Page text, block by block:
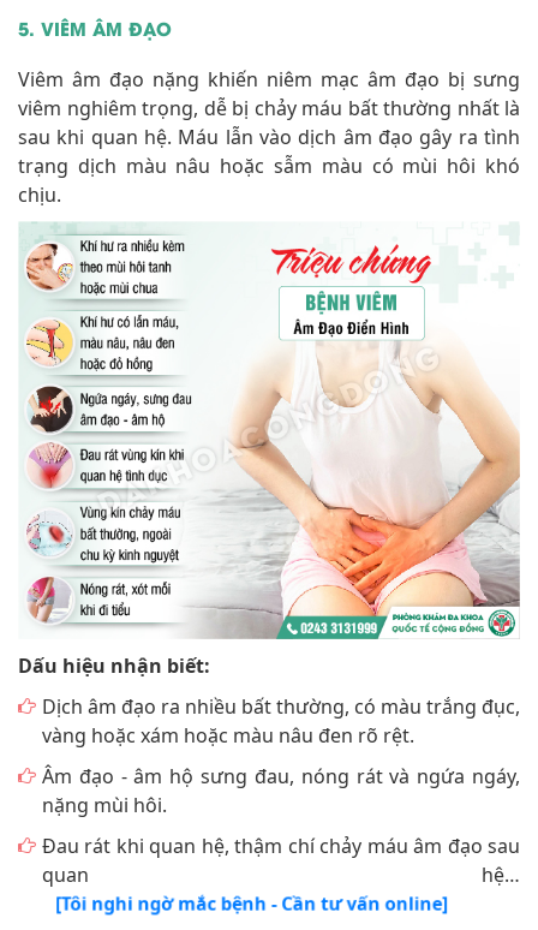
5. VIÊM ÂM ĐẠO
Viêm âm đạo nặng khiến niêm mạc âm đạo bị sưng
viêm nghiêm trọng, dễ bị chảy máu bất thường nhất là
sau khi quan hệ. Máu lẫn vào dịch âm đạo gây ra tình
trạng dịch màu nâu hoặc sẫm màu có mùi hôi khó
chịu.
Dấu hiệu nhận biết:
Dịch âm đạo ra nhiều bất thường, có màu trắng đục,
vàng hoặc xám hoặc màu nâu đen rõ rệt.
Âm đạo - âm hộ sưng đau, nóng rát và ngứa ngáy,
nặng mùi hôi.
Đau rát khi quan hệ, thậm chí chảy máu âm đạo sau
quan hệ…
[Tôi nghi ngờ mắc bệnh - Cần tư vấn online]